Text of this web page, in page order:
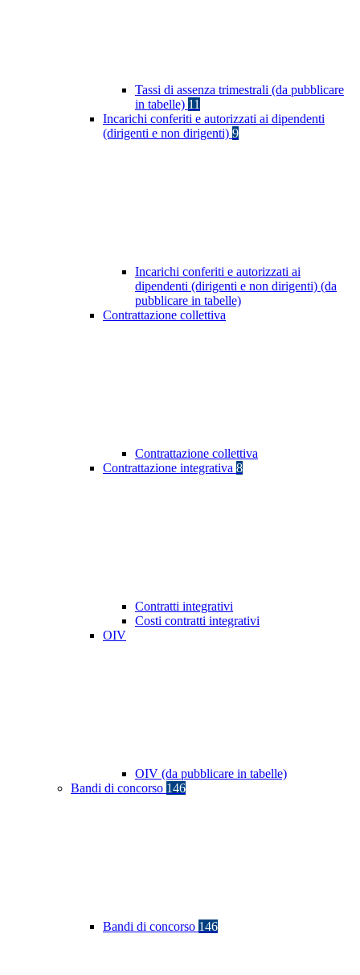
Tassi di assenza trimestrali (da pubblicare
in tabelle) 11
Incarichi conferiti e autorizzati ai dipendenti
(dirigenti e non dirigenti) 9
Incarichi conferiti e autorizzati ai
dipendenti (dirigenti e non dirigenti) (da
pubblicare in tabelle)
Contrattazione collettiva
Contrattazione collettiva
Contrattazione integrativa 8
Contratti integrativi
Costi contratti integrativi
OIV
OIV (da pubblicare in tabelle)
Bandi di concorso 146
Bandi di concorso 146